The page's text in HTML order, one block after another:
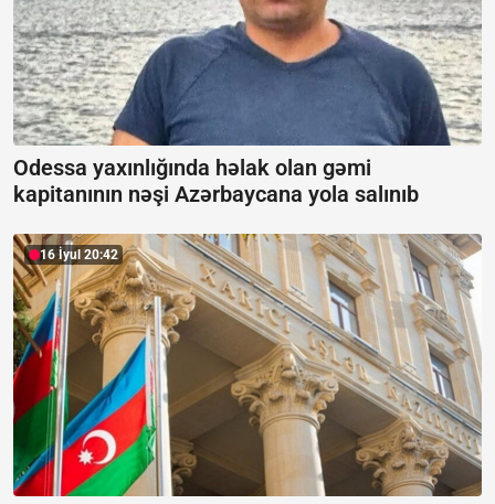
Odessa yaxınlığında həlak olan gəmi
kapitanının nəşi Azərbaycana yola salınıb
16 İyul 20:42